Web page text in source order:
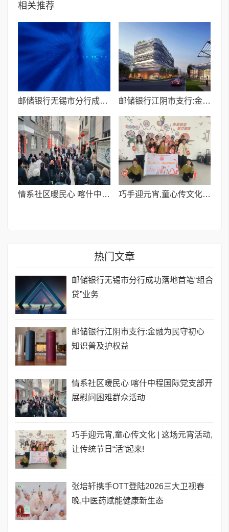
相关推荐
邮储银行无锡市分行成功落地首笔“组合贷”业务 邮储银行江阴市支行:金融为民守初心 知识普及护权益
情系社区暖民心 喀什中程国际党支部开展慰问困难群众活动 巧手迎元宵,童心传文化 | 这场元宵活动,让传统节日“活”起来!
热门文章
邮储银行无锡市分行成功落地首笔“组合
贷”业务
邮储银行江阴市支行:金融为民守初心
知识普及护权益
情系社区暖民心 喀什中程国际党支部开
展慰问困难群众活动
巧手迎元宵,童心传文化 | 这场元宵活动,
让传统节日“活”起来!
张培轩携手OTT登陆2026三大卫视春
晚,中医药赋能健康新生态